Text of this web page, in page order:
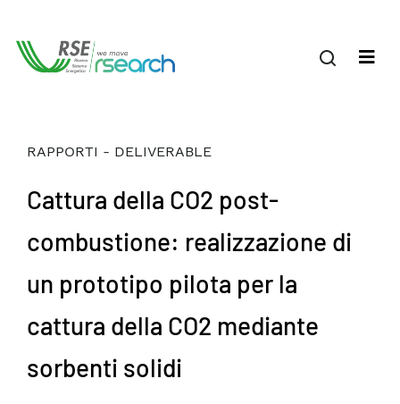
RAPPORTI - DELIVERABLE
Cattura della CO2 post-
combustione: realizzazione di
un prototipo pilota per la
cattura della CO2 mediante
sorbenti solidi